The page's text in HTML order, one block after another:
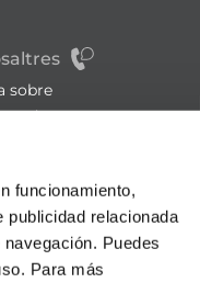
funcionamiento,
relacionada
Puedes
Para más
sobre
9:00 a 21:00h.
el diumenge.